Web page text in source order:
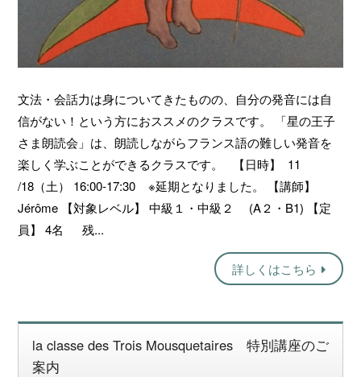
文法・会話力は身についてきたものの、自分の発音には自
信がない！という方におススメのクラスです。 「星の王子
さま朗読会」は、朗読しながらフランス語の難しい発音を
楽しく学ぶことができるクラスです。 【日時】 11
/18（土） 16:00-17:30 ※延期となりました。 【講師】
Jérôme 【対象レベル】 中級１・中級２ (A２・B1) 【定
員】 4名 残...
詳しくはこちら
la classe des Trois Mousquetaires 特別講座のご
案内